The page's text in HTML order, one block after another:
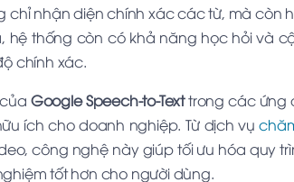
chỉ nhận diện chính xác các từ, mà còn
hệ thống còn có khả năng học hỏi và
chính xác.
Google Speech-to-Texttrong các ứng
ích cho doanh nghiệp. Từ dịch vụ
công nghệ này giúp tối ưu hóa quy
tốt hơn cho người dùng.